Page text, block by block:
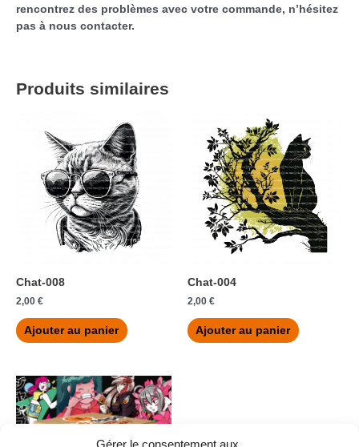
Gérer le consentement aux
rencontrez des problèmes avec votre commande, n’hésitez
pas à nous contacter.
Produits similaires
Chat-008
2,00 €
Ajouter au panier
Chat-004
2,00 €
Ajouter au panier